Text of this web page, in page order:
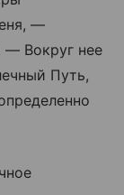
—
— Вокруг нее
Путь,